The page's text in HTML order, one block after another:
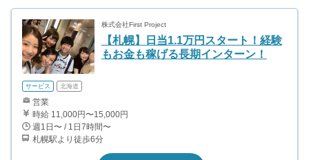
株式会社First Project
【札幌】日当1.1万円スタート！経験
もお金も稼げる長期インターン！
サービス 北海道
営業
時給 11,000円〜15,000円
週1日〜 / 1日7時間〜
札幌駅より徒歩6分